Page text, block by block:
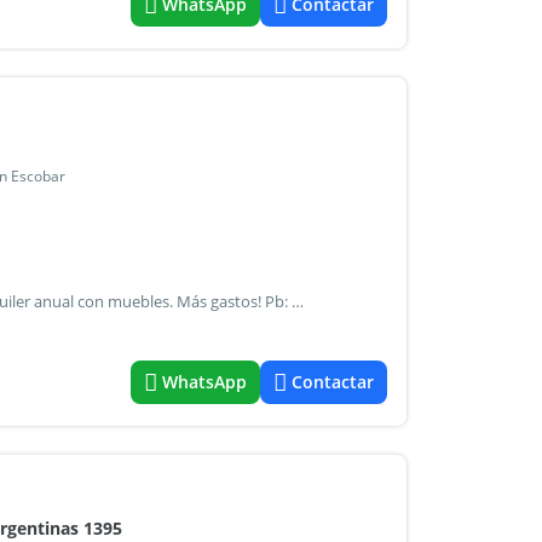
Escobar
Barrio el portillo, bajada del km 38,5 (tortugas) casa en alquiler anual con muebles. Más gastos! Pb: cocina completa, comedor, living, playrrom, toilette y una habitación en suite. Galería, parrilla, mesa grande y living exterior. Pileta con reja y amplio jardín. Pa: dos habitaciones que comparten 1 baño. Disponible a partir del 1 de marzo 2025. Consultar.. - Mat.
WhatsApp Contactar
1395